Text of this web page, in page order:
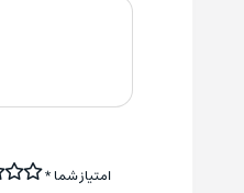
امتیاز شما*